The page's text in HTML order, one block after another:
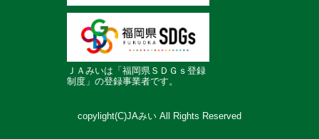
ＪＡみいは「福岡県ＳＤＧｓ登録
制度」の登録事業者です。
copylight(C)JAみい All Rights Reserved